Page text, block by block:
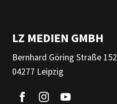
LZ MEDIEN GMBH
Bernhard Göring Straße 152
04277 Leipzig